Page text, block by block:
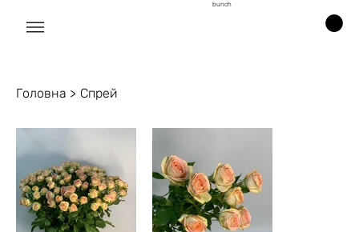
bunch
Головна > Спрей